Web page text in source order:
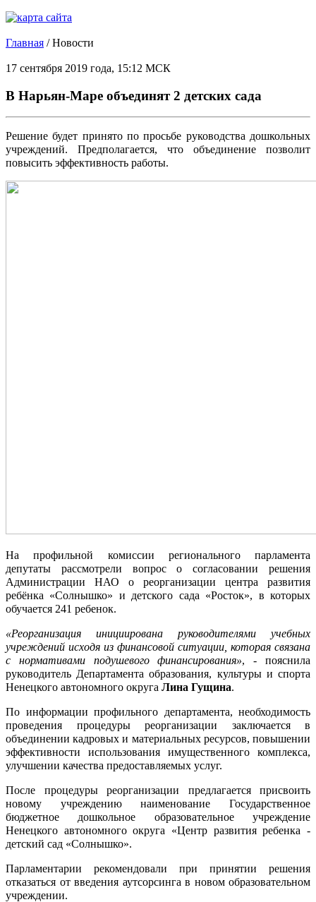
Главная /Новости
17 сентября 2019 года, 15:12 МСК
В Нарьян-Маре объединят 2 детских сада
Решение будет принято по просьбе руководства дошкольных
учреждений. Предполагается, что объединение позволит
повысить эффективность работы.
На профильной комиссии регионального парламента
депутаты рассмотрели вопрос о согласовании решения
Администрации НАО о реорганизации центра развития
ребёнка «Солнышко» и детского сада «Росток», в которых
обучается 241 ребенок.
«Реорганизация инициирована руководителями учебных
учреждений исходя из финансовой ситуации, которая связана
с нормативами подушевого финансирования», - пояснила
руководитель Департамента образования, культуры и спорта
Ненецкого автономного округа Лина Гущина.
По информации профильного департамента, необходимость
проведения процедуры реорганизации заключается в
объединении кадровых и материальных ресурсов, повышении
эффективности использования имущественного комплекса,
улучшении качества предоставляемых услуг.
После процедуры реорганизации предлагается присвоить
новому учреждению наименование Государственное
бюджетное дошкольное образовательное учреждение
Ненецкого автономного округа «Центр развития ребенка -
детский сад «Солнышко».
Парламентарии рекомендовали при принятии решения
отказаться от введения аутсорсинга в новом образовательном
учреждении.